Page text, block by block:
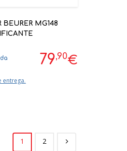
BEURER MG148
79,90€
entrega.
1 2